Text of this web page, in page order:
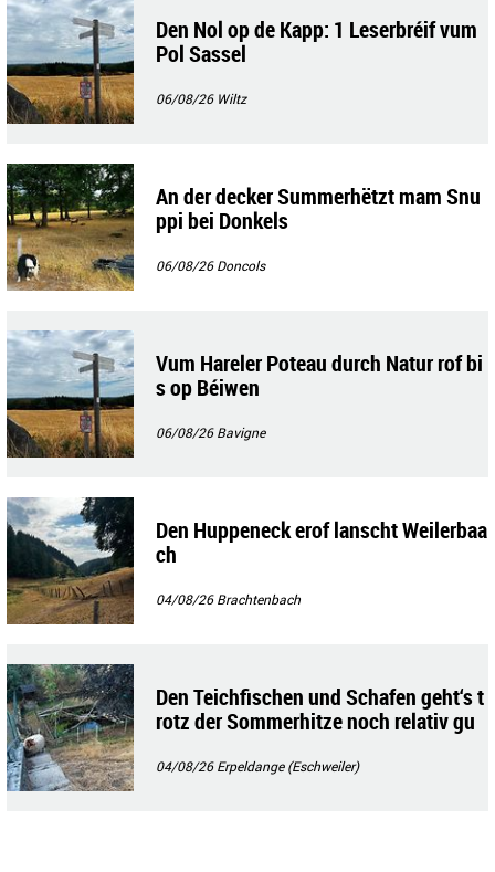
Den Nol op de Kapp: 1 Leserbréif vum
Pol Sassel
06/08/26 Wiltz
An der decker Summerhëtzt mam Snu
ppi bei Donkels
06/08/26Doncols
Vum Hareler Poteau durch Natur rof bi
s op Béiwen
06/08/26Bavigne
Den Huppeneck erof lanscht Weilerbaa
ch
04/08/26Brachtenbach
Den Teichfischen und Schafen geht‘s t
rotz der Sommerhitze noch relativ gu
04/08/26Erpeldange (Eschweiler)